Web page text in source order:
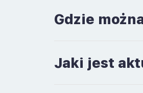
Gdzie
Jaki jest